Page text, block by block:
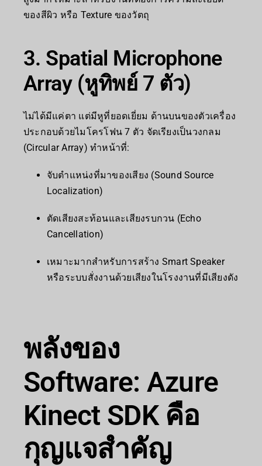
ของสีผิว หรือ Texture ของวัตถุ
3. Spatial Microphone
Array (หูทิพย์ 7 ตัว)
ไม่ได้มีแค่ตา แต่มีหูที่ยอดเยี่ยม ด้านบนของตัวเครื่อง
ประกอบด้วยไมโครโฟน 7 ตัว จัดเรียงเป็นวงกลม
(Circular Array) ทำหน้าที่:
จับตำแหน่งที่มาของเสียง (Sound Source
Localization)
ตัดเสียงสะท้อนและเสียงรบกวน (Echo
Cancellation)
เหมาะมากสำหรับการสร้าง Smart Speaker
หรือระบบสั่งงานด้วยเสียงในโรงงานที่มีเสียงดัง
พลังของ
Software: Azure
Kinect SDK คือ
กุญแจสำคัญ